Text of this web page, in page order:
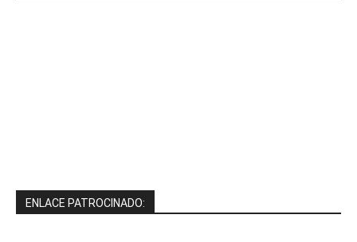
ENLACE PATROCINADO: